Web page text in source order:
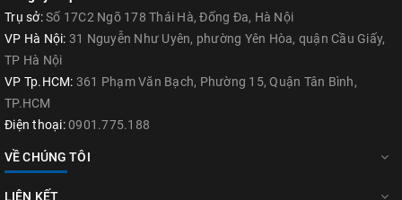
Trụ sở:Số 17C2 Ngõ 178 Thái Hà, Đống Đa, Hà Nội
VP Hà Nội: 31 Nguyễn Như Uyên, phường Yên Hòa, quận Cầu Giấy,
TP Hà Nội
VP Tp.HCM: 361 Phạm Văn Bạch, Phường 15, Quận Tân Bình,
TP.HCM
Điện thoại: 0901.775.188
VỀ CHÚNG TÔI
LIÊN KẾT